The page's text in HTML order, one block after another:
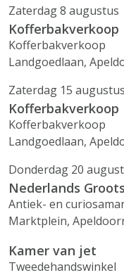
Zaterdag 8 augustus
Kofferbakverkoop
Kofferbakverkoop
Landgoedlaan,
Zaterdag 15 augustus
Kofferbakverkoop
Kofferbakverkoop
Landgoedlaan,
Donderdag 20
Nederlands
Antiek- en
Marktplein,
Kamer van jet
Tweedehandswinkel